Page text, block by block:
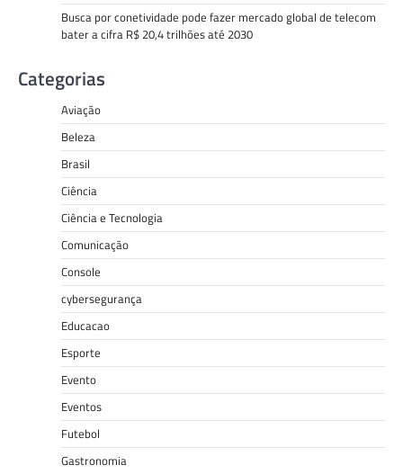
Busca por conetividade pode fazer mercado global de telecom
bater a cifra R$ 20,4 trilhões até 2030
Categorias
Aviação
Beleza
Brasil
Ciência
Ciência e Tecnologia
Comunicação
Console
cybersegurança
Educacao
Esporte
Evento
Eventos
Futebol
Gastronomia